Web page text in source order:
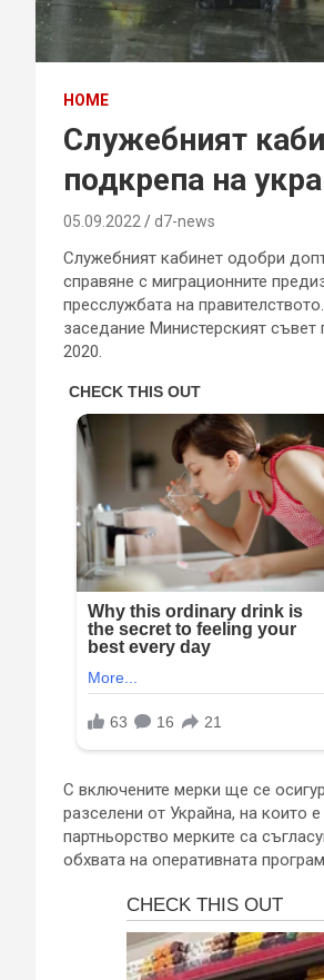
HOME
Служебният
подкрепа на
05.09.2022 d7-news
Служебният кабинет одобри
справяне с миграционните
пресслужбата на
заседание Министерският
2020.
С включените мерки ще се
разселени от Украйна, на които
партньорство мерките са
обхвата на оперативната